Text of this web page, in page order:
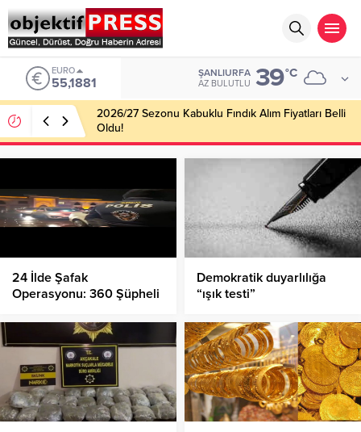
EURO
55,1881
ŞANLIURFA
AZ BULUTLU 39°C
2026/27 Sezonu Kabuklu Fındık Alım Fiyatları Belli
Oldu!
24 İlde Şafak
Operasyonu: 360 Şüpheli
Demokratik duyarlılığa
“ışık testi”